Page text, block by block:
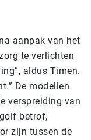
aanpak van het
te verlichten
aldus Timen.
De modellen
verspreiding van
betrof,
zijn tussen de